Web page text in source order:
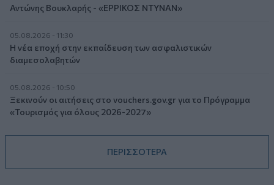
Αντώνης Βουκλαρής - «ΕΡΡΙΚΟΣ ΝΤΥΝΑΝ»
05.08.2026 - 11:30
Η νέα εποχή στην εκπαίδευση των ασφαλιστικών
διαμεσολαβητών
05.08.2026 - 10:50
Ξεκινούν οι αιτήσεις στο vouchers.gov.gr για το Πρόγραμμα
«Τουρισμός για όλους 2026-2027»
ΠΕΡΙΣΣΟΤΕΡΑ